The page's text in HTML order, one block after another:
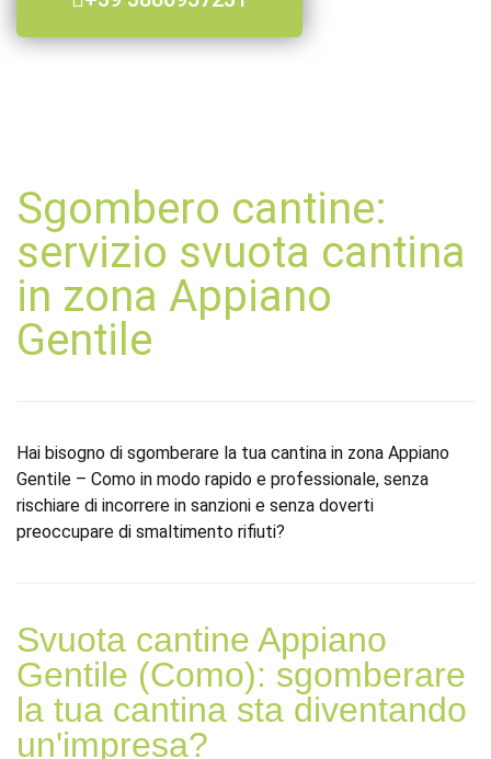
Sgombero cantine:
servizio svuota cantina
in zona Appiano
Gentile
Hai bisogno di sgomberare la tua cantina in zona Appiano
Gentile – Como in modo rapido e professionale, senza
rischiare di incorrere in sanzioni e senza doverti
preoccupare di smaltimento rifiuti?
Svuota cantine Appiano
Gentile (Como): sgomberare
la tua cantina sta diventando
un'impresa?